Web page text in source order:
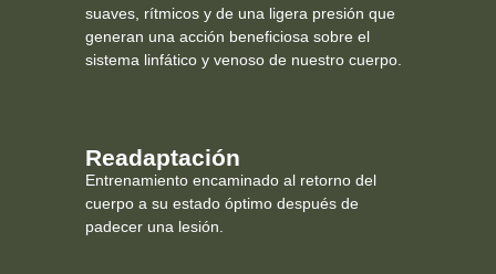
suaves, rítmicos y de una ligera presión que
generan una acción beneficiosa sobre el
sistema linfático y venoso de nuestro cuerpo.
Readaptación
Entrenamiento encaminado al retorno del
cuerpo a su estado óptimo después de
padecer una lesión.